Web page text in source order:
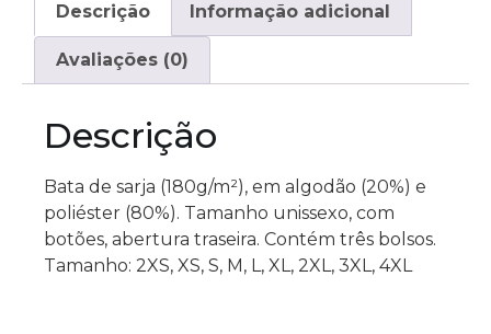
Descrição Informação adicional
Avaliações (0)
Descrição
Bata de sarja (180g/m²), em algodão (20%) e
poliéster (80%). Tamanho unissexo, com
botões, abertura traseira. Contém três bolsos.
Tamanho: 2XS, XS, S, M, L, XL, 2XL, 3XL, 4XL